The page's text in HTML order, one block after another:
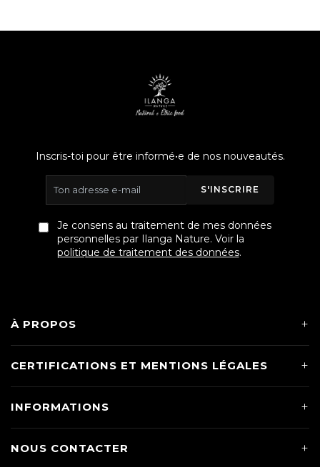
Inscris-toi pour être informé•e de nos nouveautés.
S'INSCRIRE
Je consens au traitement de mes données
personnelles par Ilanga Nature. Voir la
politique de traitement des données.
À PROPOS
CERTIFICATIONS ET MENTIONS LÉGALES
INFORMATIONS
NOUS CONTACTER